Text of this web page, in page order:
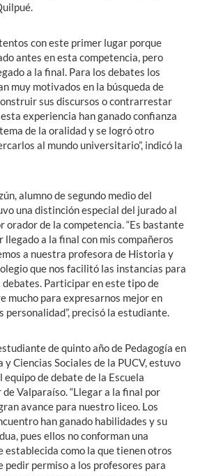
con este primer lugar porque
antes en esta competencia, pero
a la final. Para los debates los
muy motivados en la búsqueda de
sus discursos o contrarrestar
experiencia han ganado confianza
de la oralidad y se logró otro
al mundo universitario”, indicó la
alumno de segundo medio del
una distinción especial del jurado al
orador de la competencia. “Es bastante
llegado a la final con mis compañeros
a nuestra profesora de Historia y
que nos facilitó las instancias para
debates. Participar en este tipo de
mucho para expresarnos mejor en
personalidad”, precisó la estudiante.
de quinto año de Pedagogía en
Ciencias Sociales de la PUCV, estuvo
de debate de la Escuela
Valparaíso. “Llegar a la final por
avance para nuestro liceo. Los
han ganado habilidades y su
pues ellos no conforman una
establecida como la que tienen otros
pedir permiso a los profesores para